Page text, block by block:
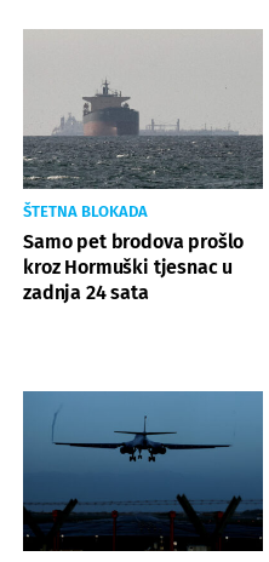
ŠTETNA BLOKADA
Samo pet brodova prošlo
kroz Hormuški tjesnac u
zadnja 24 sata